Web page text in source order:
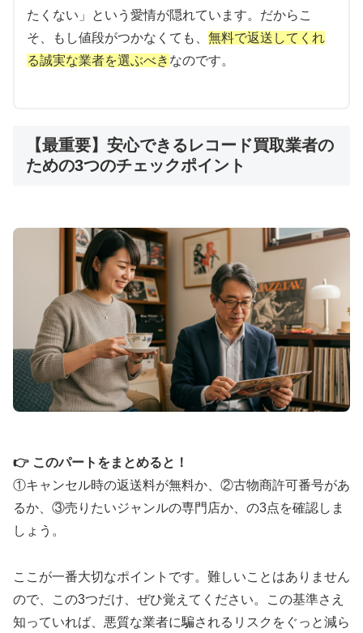
たくない」という愛情が隠れています。だからこ
そ、もし値段がつかなくても、 無料で返送してくれ
る誠実な業者を選ぶべき なのです。
【最重要】安心できるレコード買取業者の
ための3つのチェックポイント
👉 このパートをまとめると！
①キャンセル時の返送料が無料か、②古物商許可番号があ
るか、③売りたいジャンルの専門店か、の3点を確認しま
しょう。
ここが一番大切なポイントです。難しいことはありません
ので、この3つだけ、ぜひ覚えてください。この基準さえ
知っていれば、悪質な業者に騙されるリスクをぐっと減ら